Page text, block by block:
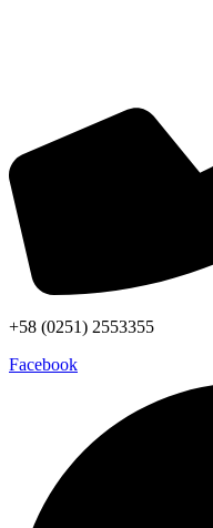
+58 (0251) 2553355
Facebook